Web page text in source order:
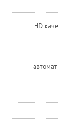
HD